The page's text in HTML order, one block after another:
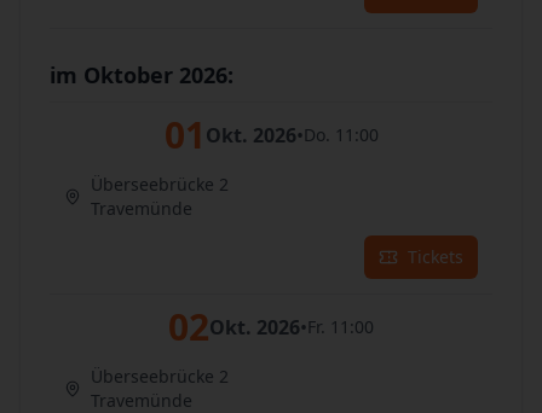
im Oktober 2026:
01 Okt. 2026•Do. 11:00
Überseebrücke 2
Travemünde
Tickets
02Okt. 2026•Fr. 11:00
Überseebrücke 2
Travemünde